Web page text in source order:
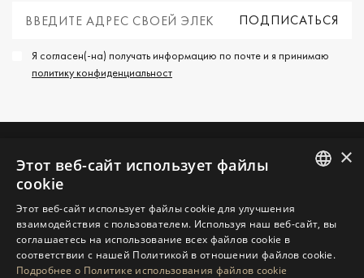
Я согласен(-на) получать информацию по почте и я принимаю
политику конфиденциальност
СВЯЖИТЕСЬ С НАМИ
ЗАПРОСИТЬ ДОПОЛНИТЕЛЬНУЮ
ИНФОРМАЦИЮ
СООБЩИТЕ НАМ
SPANISH
GERMAN
×
Этот веб-сайт использует файлы
cookie
Этот веб-сайт использует файлы cookie для улучшения
взаимодействия с пользователем. Используя наш веб-сайт, вы
соглашаетесь на использование всех файлов cookie в
соответствии с нашей Политикой в ​​отношении файлов cookie.
Подробнее о Политике использования файлов cookie